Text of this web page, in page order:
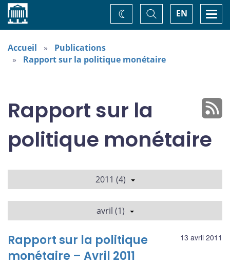
Accueil EN
Basculer
la
recherche
Changez
de
Accueil
Publications
Rapport sur la politique monétaire
Rapport sur la
politique monétaire
2011 (4)
avril (1)
13 avril 2011
Rapport sur la politique
monétaire – Avril 2011